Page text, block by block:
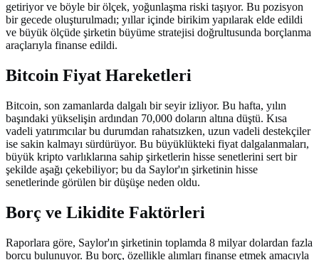
getiriyor ve böyle bir ölçek, yoğunlaşma riski taşıyor. Bu pozisyon
bir gecede oluşturulmadı; yıllar içinde birikim yapılarak elde edildi
ve büyük ölçüde şirketin büyüme stratejisi doğrultusunda borçlanma
araçlarıyla finanse edildi.
Bitcoin Fiyat Hareketleri
Bitcoin, son zamanlarda dalgalı bir seyir izliyor. Bu hafta, yılın
başındaki yükselişin ardından 70,000 doların altına düştü. Kısa
vadeli yatırımcılar bu durumdan rahatsızken, uzun vadeli destekçiler
ise sakin kalmayı sürdürüyor. Bu büyüklükteki fiyat dalgalanmaları,
büyük kripto varlıklarına sahip şirketlerin hisse senetlerini sert bir
şekilde aşağı çekebiliyor; bu da Saylor'ın şirketinin hisse
senetlerinde görülen bir düşüşe neden oldu.
Borç ve Likidite Faktörleri
Raporlara göre, Saylor'ın şirketinin toplamda 8 milyar dolardan fazla
borcu bulunuyor. Bu borç, özellikle alımları finanse etmek amacıyla